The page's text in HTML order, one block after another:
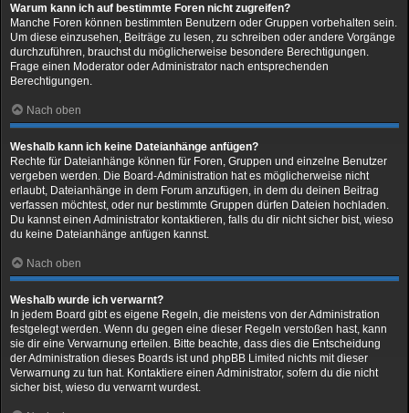
Warum kann ich auf bestimmte Foren nicht zugreifen?
Manche Foren können bestimmten Benutzern oder Gruppen vorbehalten sein.
Um diese einzusehen, Beiträge zu lesen, zu schreiben oder andere Vorgänge
durchzuführen, brauchst du möglicherweise besondere Berechtigungen.
Frage einen Moderator oder Administrator nach entsprechenden
Berechtigungen.
Nach oben
Weshalb kann ich keine Dateianhänge anfügen?
Rechte für Dateianhänge können für Foren, Gruppen und einzelne Benutzer
vergeben werden. Die Board-Administration hat es möglicherweise nicht
erlaubt, Dateianhänge in dem Forum anzufügen, in dem du deinen Beitrag
verfassen möchtest, oder nur bestimmte Gruppen dürfen Dateien hochladen.
Du kannst einen Administrator kontaktieren, falls du dir nicht sicher bist, wieso
du keine Dateianhänge anfügen kannst.
Nach oben
Weshalb wurde ich verwarnt?
In jedem Board gibt es eigene Regeln, die meistens von der Administration
festgelegt werden. Wenn du gegen eine dieser Regeln verstoßen hast, kann
sie dir eine Verwarnung erteilen. Bitte beachte, dass dies die Entscheidung
der Administration dieses Boards ist und phpBB Limited nichts mit dieser
Verwarnung zu tun hat. Kontaktiere einen Administrator, sofern du die nicht
sicher bist, wieso du verwarnt wurdest.